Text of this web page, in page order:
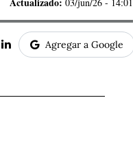
Agregar a Google